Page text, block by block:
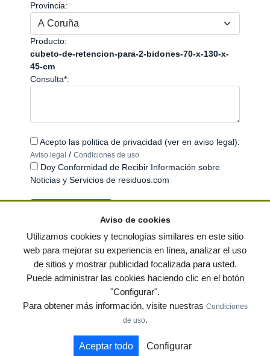
Provincia:
Producto:
cubeto-de-retencion-para-2-bidones-70-x-130-x-
45-cm
Consulta*:
Acepto las politica de privacidad (ver en aviso legal):
Aviso legal / Condiciones de uso
Doy Conformidad de Recibir Información sobre
Noticias y Servicios de residuos.com
© residuos.com - Todos los derechos reservados Política de privacidad
Condiciones de uso|Contacto|Editores| Mapa web|Preguntas frecuentes
Publica tus anuncios gratis!
Muebles de terraza y jardin Notas de prensa
Aviso de cookies
Utilizamos cookies y tecnologías similares en este sitio
web para mejorar su experiencia en línea, analizar el uso
de sitios y mostrar publicidad focalizada para usted.
Puede administrar las cookies haciendo clic en el botón
"Configurar".
Para obtener más información, visite nuestras Condiciones
de uso.
Aceptar todo Configurar